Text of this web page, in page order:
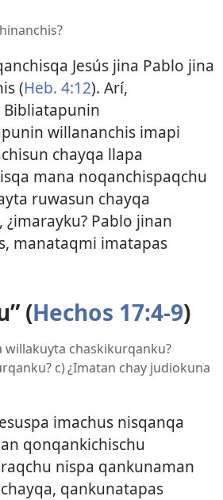
Jesús jina Pablo jina
(Heb. 4:12). Arí,
willananchis imapi
chayqa llapa
mana noqanchispaqchu
ruwasun chayqa
Pablo jinan
manataqmi imatapas
(Hechos 17:4-9)
willakuyta chaskikurqanku?
c) ¿Imatan chay judiokuna
imachus nisqanqa
qonqankichischu
nispa qankunaman
qankunatapas